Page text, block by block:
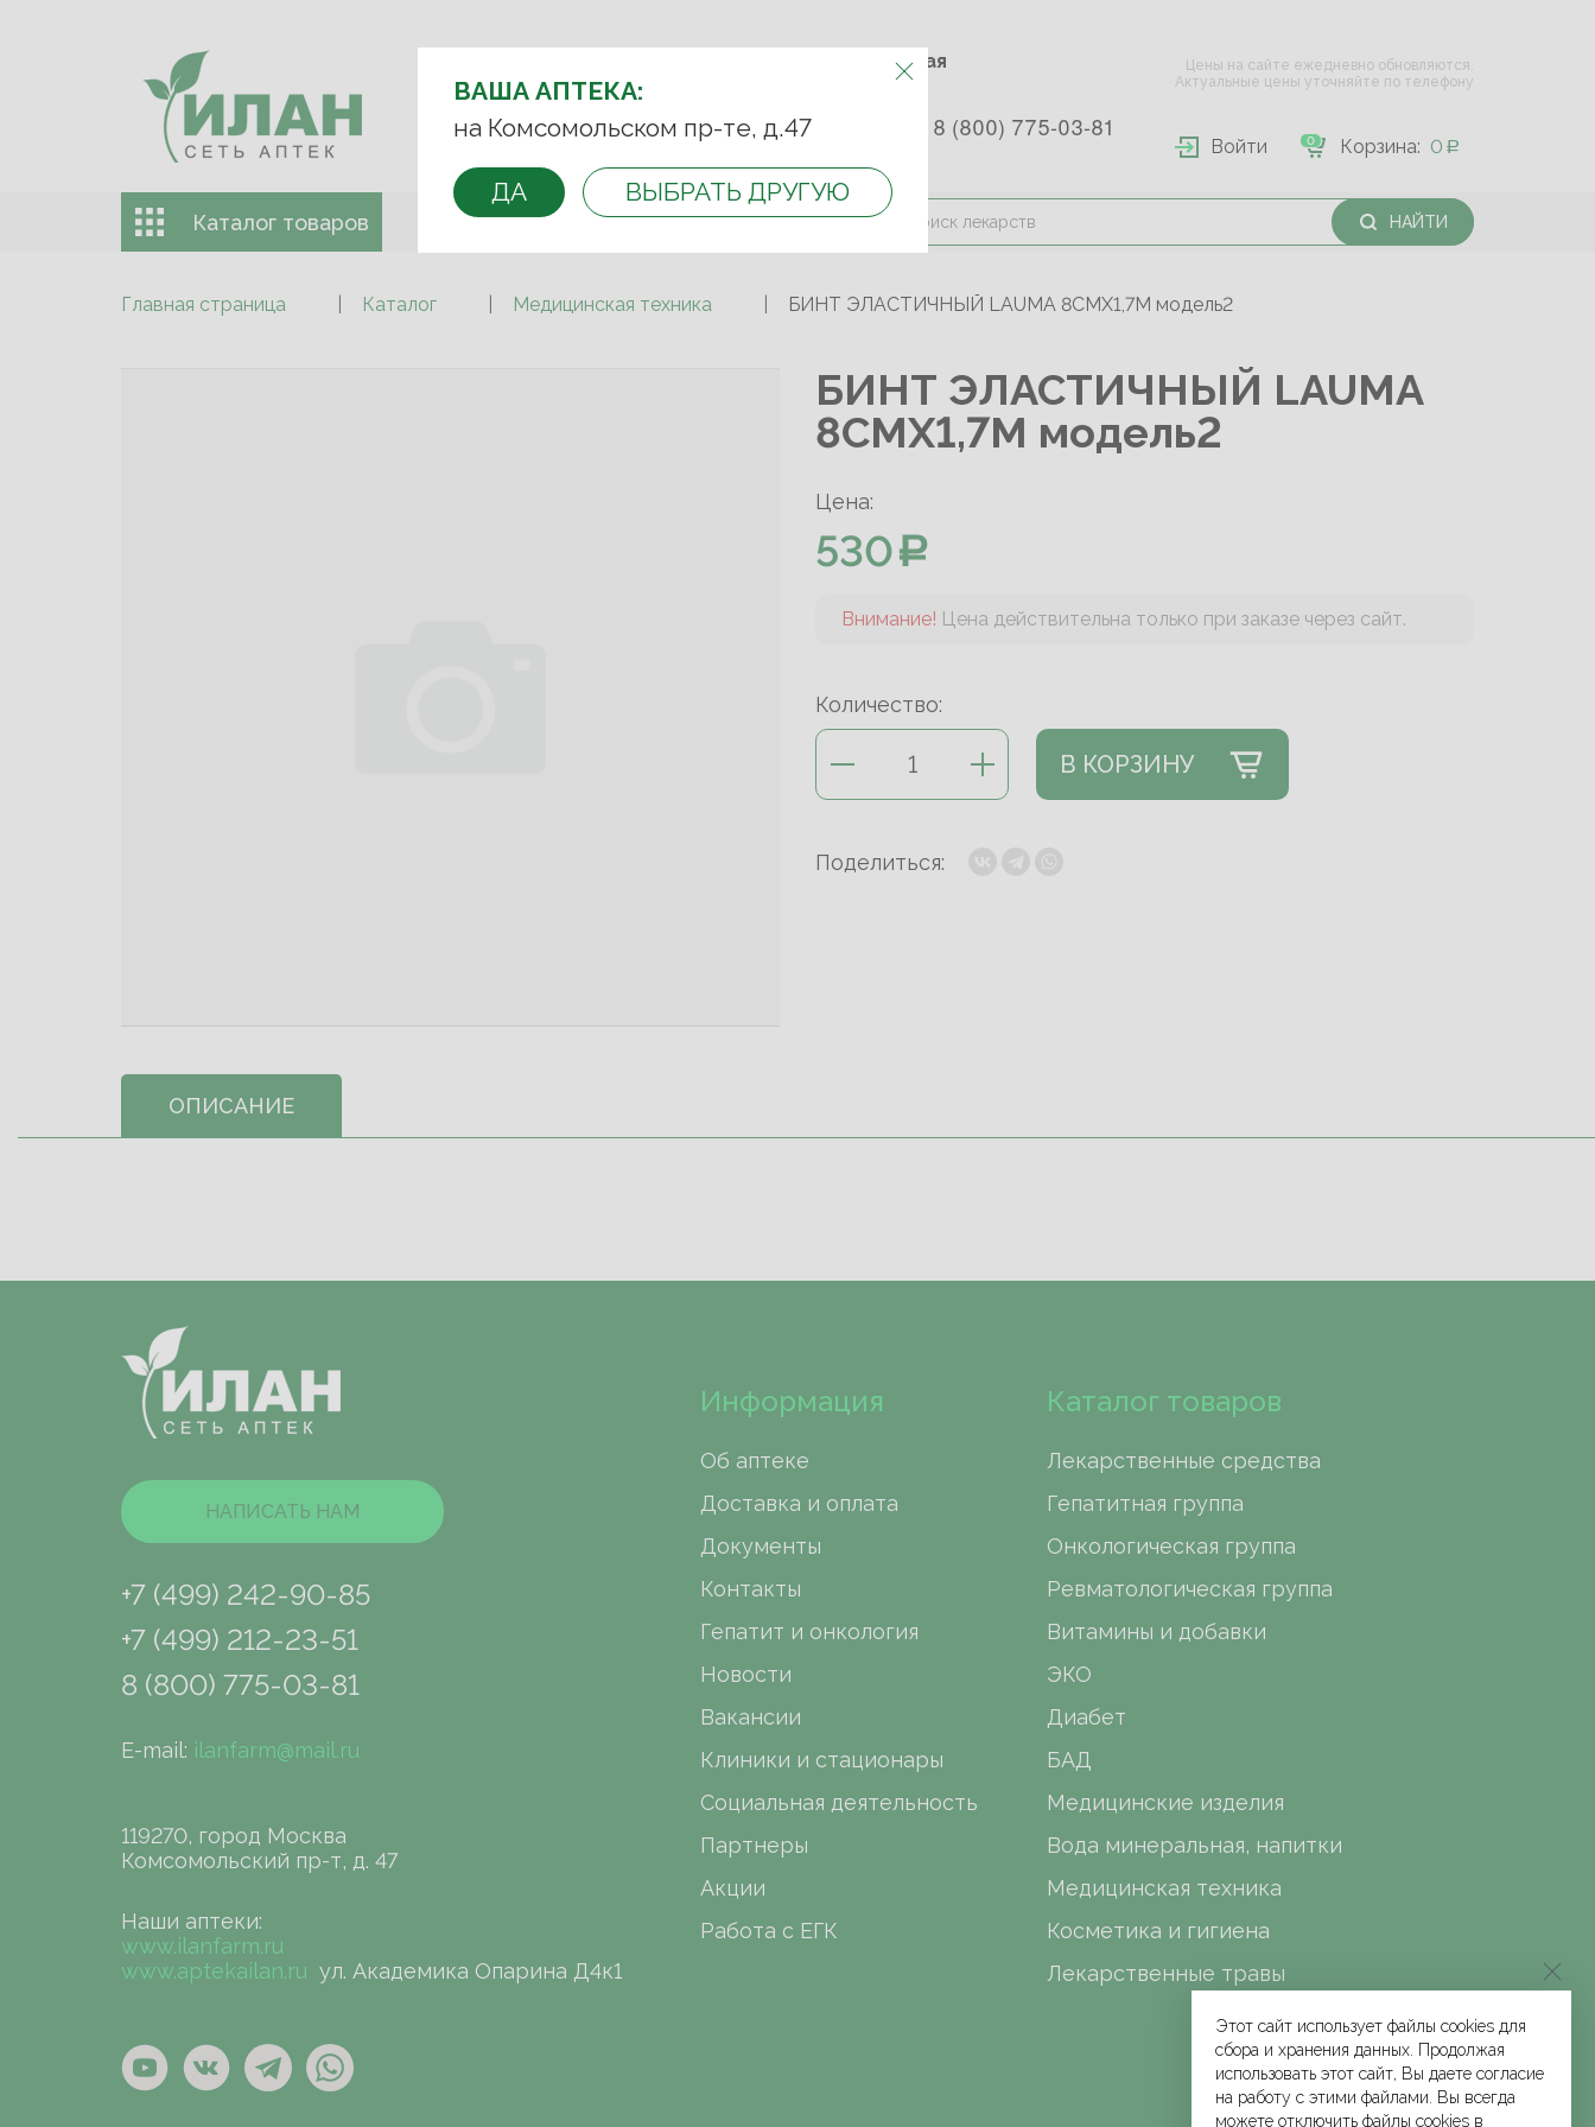
ВЫБЕРИТЕ АПТЕКУ:
м.Фрунзенская м.Спортивная
Комсомольский пр-т, д. 47
ВАША АПТЕКА:
на Комсомольском пр-те, д.47
ДА ВЫБРАТЬ ДРУГУЮ
Цены на сайте ежедневно обновляются.
Актуальные цены уточняйте по телефону
+7 (993) 253 45 93 +7 (499) 242-90-85 8 (800) 775-03-81
Войти Корзина: 0
0
Каталог товаров Доставка и оплата Контакты Акции НАЙТИ
Главная страница Каталог Медицинская техника БИНТ ЭЛАСТИЧНЫЙ LAUMA 8СМХ1,7М модель2
БИНТ ЭЛАСТИЧНЫЙ LAUMA
8СМХ1,7М модель2
Цена:
530
Внимание! Цена действительна только при заказе через сайт.
Количество:
В КОРЗИНУ
Поделиться:
ОПИСАНИЕ
НАПИСАТЬ НАМ
+7 (499) 242-90-85
+7 (499) 212-23-51
8 (800) 775-03-81
E-mail: ilanfarm@mail.ru
119270, город Москва
Комсомольский пр-т, д. 47
Наши аптеки:
www.ilanfarm.ru
www.aptekailan.ru ул. Академика Опарина Д4к1
Информация
Об аптеке
Доставка и оплата
Документы
Контакты
Гепатит и онкология
Новости
Вакансии
Клиники и стационары
Социальная деятельность
Партнеры
Акции
Работа с ЕГК
Каталог товаров
Лекарственные средства
Гепатитная группа
Онкологическая группа
Ревматологическая группа
Витамины и добавки
ЭКО
Диабет
БАД
Медицинские изделия
Вода минеральная, напитки
Медицинская техника
Косметика и гигиена
Лекарственные травы
Этот сайт использует файлы cookies для
сбора и хранения данных. Продолжая
использовать этот сайт, Вы даете согласие
на работу с этими файлами. Вы всегда
можете отключить файлы cookies в